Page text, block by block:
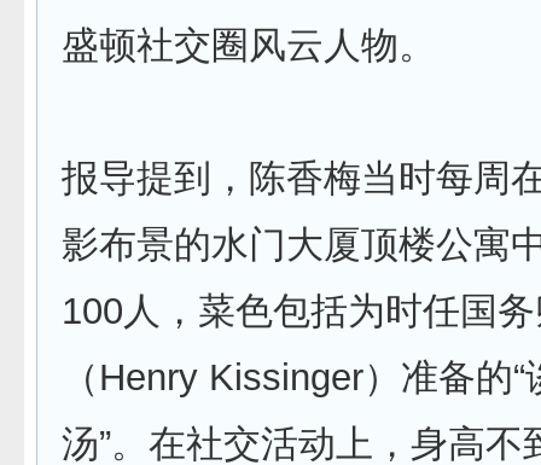
盛顿社交圈风云人物。
报导提到，陈香梅当时每周
影布景的水门大厦顶楼公寓
100人，菜色包括为时任国
（Henry Kissinger）准备的
汤”。在社交活动上，身高不